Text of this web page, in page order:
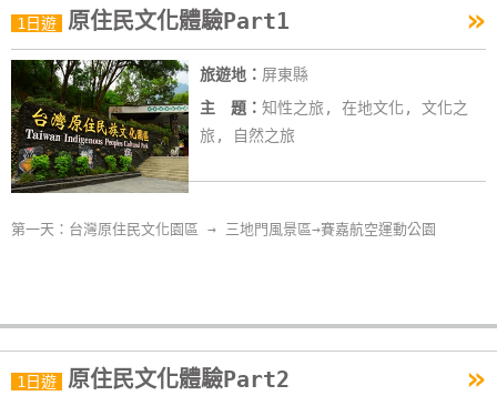
1日遊 原住民文化體驗Part1 »
旅遊地： 屏東縣
主 題： 知性之旅, 在地文化, 文化之
旅, 自然之旅
第一天：台灣原住民文化園區 → 三地門風景區→賽嘉航空運動公園
1日遊 原住民文化體驗Part2 »